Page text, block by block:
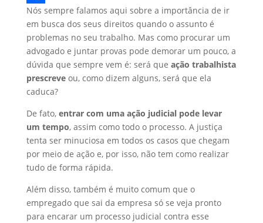
e
I
n
e
o
o
k
h
t
s
A
p
S
a
r
e
Nós sempre falamos aqui sobre a importância de ir
em busca dos seus direitos quando o assunto é
problemas no seu trabalho. Mas como procurar um
advogado e juntar provas pode demorar um pouco, a
dúvida que sempre vem é: será que ação trabalhista
prescreveou, como dizem alguns, será que ela
caduca?
De fato, entrar com uma ação judicial pode levar
um tempo, assim como todo o processo. A justiça
tenta ser minuciosa em todos os casos que chegam
por meio de ação e, por isso, não tem como realizar
tudo de forma rápida.
Além disso, também é muito comum que o
empregado que sai da empresa só se veja pronto
para encarar um processo judicial contra esse